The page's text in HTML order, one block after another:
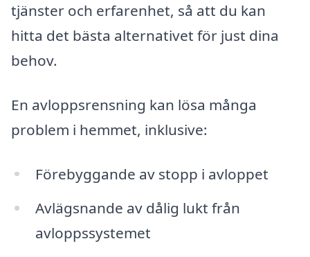
tjänster och erfarenhet, så att du kan
hitta det bästa alternativet för just dina
behov.
En avloppsrensning kan lösa många
problem i hemmet, inklusive:
Förebyggande av stopp i avloppet
Avlägsnande av dålig lukt från
avloppssystemet